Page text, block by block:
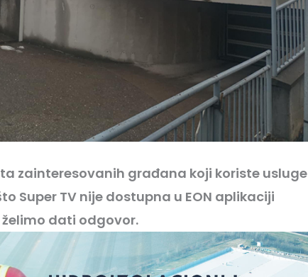
zainteresovanih građana koji koriste usluge
Super TV nije dostupna u EON aplikaciji
dati odgovor.